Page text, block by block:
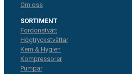
Om oss
SORTIMENT
Fordonstvätt
Högtryckstvättar
Kem & Hygien
Kompressorer
Pumpar